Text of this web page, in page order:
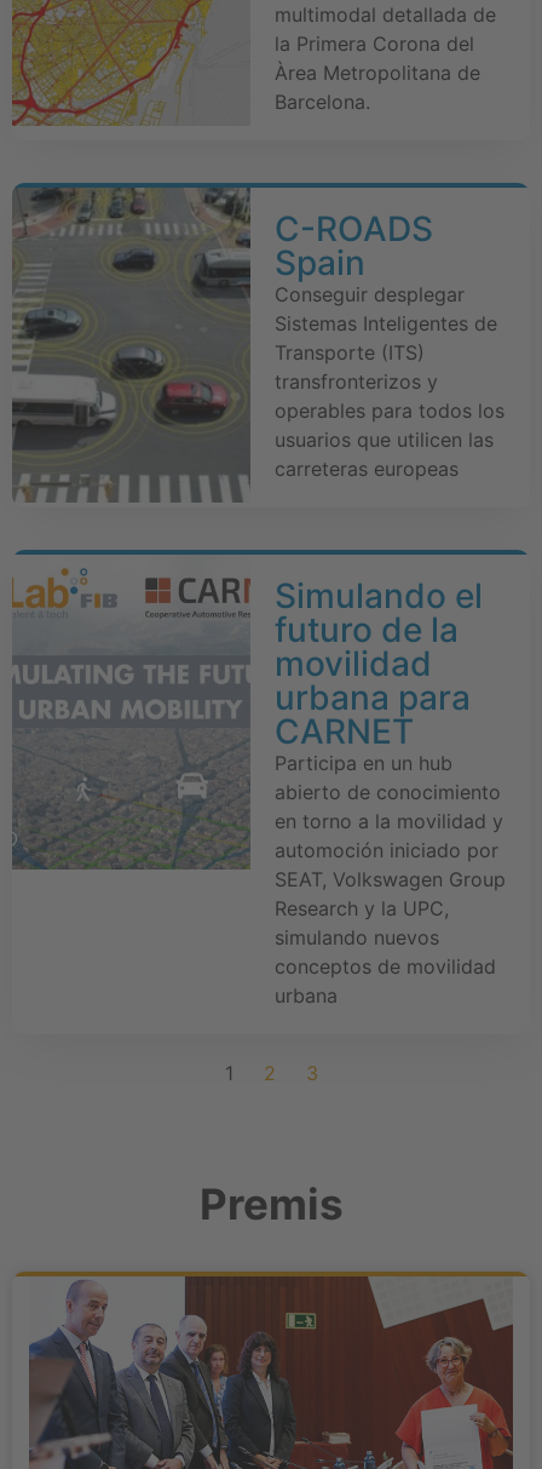
multimodal detallada de
la Primera Corona del
Àrea Metropolitana de
Barcelona.
C-ROADS
Spain
Conseguir desplegar
Sistemas Inteligentes de
Transporte (ITS)
transfronterizos y
operables para todos los
usuarios que utilicen las
carreteras europeas
Simulando el
futuro de la
movilidad
urbana para
CARNET
Participa en un hub
abierto de conocimiento
en torno a la movilidad y
automoción iniciado por
SEAT, Volkswagen Group
Research y la UPC,
simulando nuevos
conceptos de movilidad
urbana
1 2 3
Premis